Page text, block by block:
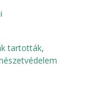
tartották,